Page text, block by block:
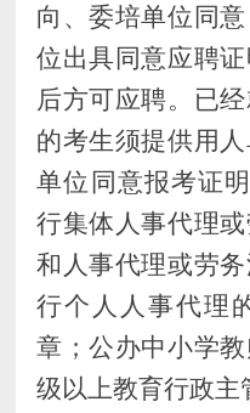
向、委培单位同意
位出具同意应聘
后方可应聘。已
的考生须提供用
单位同意报考证
行集体人事代理
和人事代理或劳
行个人人事代理
章；公办中小学
级以上教育行政主